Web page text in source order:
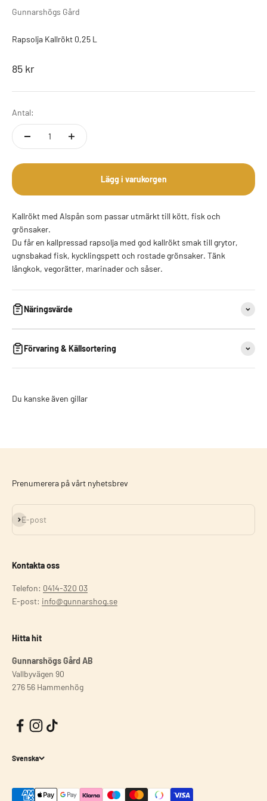
Gunnarshögs Gård
Rapsolja Kallrökt 0,25 L
REA-pris
85 kr
Antal:
Lägg i varukorgen
Kallrökt med Alspån som passar utmärkt till kött, fisk och
grönsaker.
Du får en kallpressad rapsolja med god kallrökt smak till grytor,
ugnsbakad fisk, kycklingspett och rostade grönsaker. Tänk
långkok, vegorätter, marinader och såser.
Näringsvärde
Förvaring & Källsortering
Du kanske även gillar
Prenumerera på vårt nyhetsbrev
E-post
Prenumerera
Kontakta oss
Telefon: 0414-320 03
E-post: info@gunnarshog.se
Hitta hit
Gunnarshögs Gård AB
Vallbyvägen 90
276 56 Hammenhög
Svenska